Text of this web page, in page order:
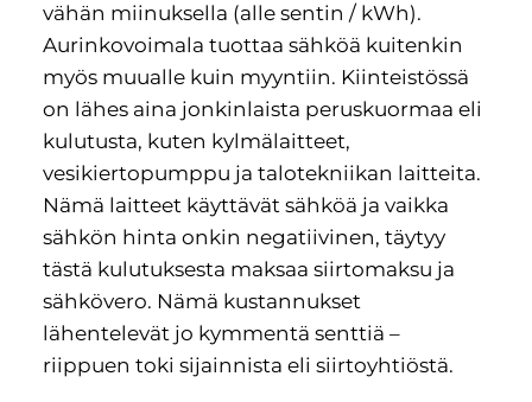
vähän miinuksella (alle sentin / kWh).
Aurinkovoimala tuottaa sähköä kuitenkin
myös muualle kuin myyntiin. Kiinteistössä
on lähes aina jonkinlaista peruskuormaa eli
kulutusta, kuten kylmälaitteet,
vesikiertopumppu ja talotekniikan laitteita.
Nämä laitteet käyttävät sähköä ja vaikka
sähkön hinta onkin negatiivinen, täytyy
tästä kulutuksesta maksaa siirtomaksu ja
sähkövero. Nämä kustannukset
lähentelevät jo kymmentä senttiä –
riippuen toki sijainnista eli siirtoyhtiöstä.